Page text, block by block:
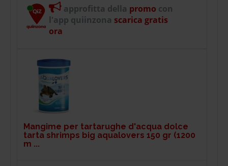
approfitta della promo con
l'app quiinzona scarica gratis
ora
Mangime per tartarughe d'acqua dolce
tarta shrimps big aqualovers 150 gr (1200
m ...